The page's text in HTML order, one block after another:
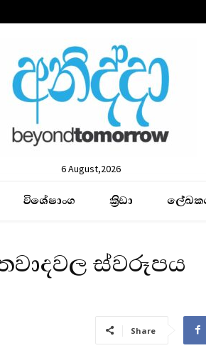
6 August,2026
විශේෂාංග ක්‍රිඩා
ස්වරූපය
Share